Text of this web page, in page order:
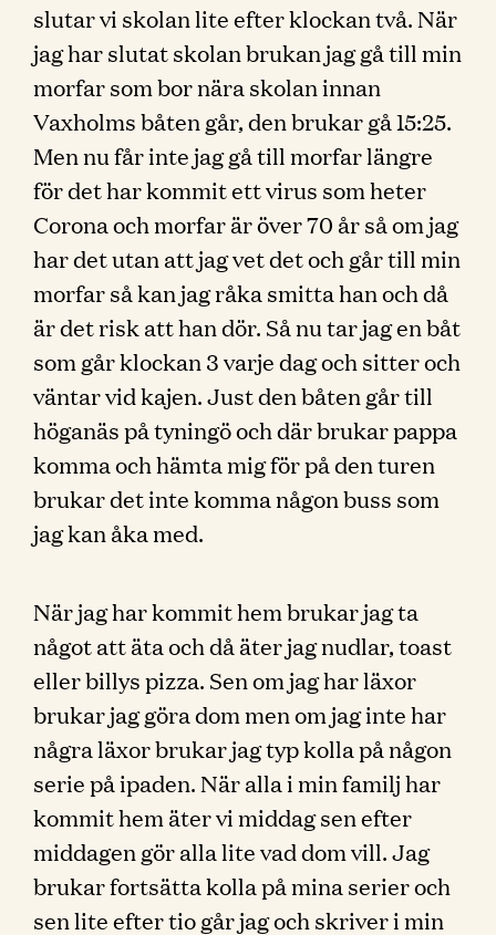
slutar vi skolan lite efter klockan två. När
jag har slutat skolan brukan jag gå till min
morfar som bor nära skolan innan
Vaxholms båten går, den brukar gå 15:25.
Men nu får inte jag gå till morfar längre
för det har kommit ett virus som heter
Corona och morfar är över 70 år så om jag
har det utan att jag vet det och går till min
morfar så kan jag råka smitta han och då
är det risk att han dör. Så nu tar jag en båt
som går klockan 3 varje dag och sitter och
väntar vid kajen. Just den båten går till
höganäs på tyningö och där brukar pappa
komma och hämta mig för på den turen
brukar det inte komma någon buss som
jag kan åka med.
När jag har kommit hem brukar jag ta
något att äta och då äter jag nudlar, toast
eller billys pizza. Sen om jag har läxor
brukar jag göra dom men om jag inte har
några läxor brukar jag typ kolla på någon
serie på ipaden. När alla i min familj har
kommit hem äter vi middag sen efter
middagen gör alla lite vad dom vill. Jag
brukar fortsätta kolla på mina serier och
sen lite efter tio går jag och skriver i min